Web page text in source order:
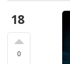
18
0